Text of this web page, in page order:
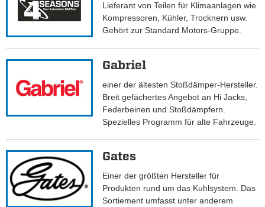
Lieferant von Teilen für Klimaanlagen wie
Kompressoren, Kühler, Trocknern usw.
Gehört zur Standard Motors-Gruppe.
Gabriel
einer der ältesten Stoßdämper-Hersteller.
Breit gefächertes Angebot an Hi Jacks,
Federbeinen und Stoßdämpfern.
Spezielles Programm für alte Fahrzeuge.
Gates
Einer der größten Hersteller für
Produkten rund um das Kuhlsystem. Das
Sortiement umfasst unter anderem